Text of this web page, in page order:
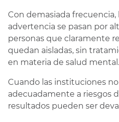
Con demasiada frecuencia,
advertencia se pasan por
personas que claramente
quedan aisladas, sin
en materia de salud mental.
Cuando las instituciones
adecuadamente a riesgos
resultados pueden ser